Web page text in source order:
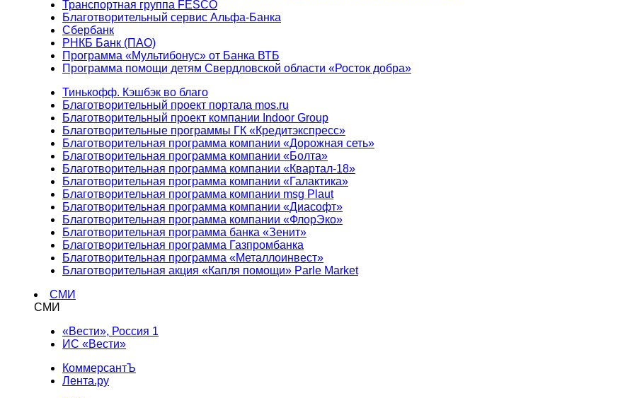
Транспортная группа FESCO
Благотворительный сервис Альфа-Банка
Сбербанк
РНКБ Банк (ПАО)
Программа «Мультибонус» от Банка ВТБ
Программа помощи детям Свердловской области «Росток добра»
Тинькофф. Кэшбэк во благо
Благотворительный проект портала mos.ru
Благотворительный проект компании Indoor Group
Благотворительные программы ГК «Кредитэкспресс»
Благотворительная программа компании «Дорожная сеть»
Благотворительная программа компании «Болта»
Благотворительная программа компании «Квартал-18»
Благотворительная программа компании «Галактика»
Благотворительная программа компании msg Plaut
Благотворительная программа компании «Диасофт»
Благотворительная программа компании «ФлорЭко»
Благотворительная программа банка «Зенит»
Благотворительная программа Газпромбанка
Благотворительная программа «Металлоинвест»
Благотворительная акция «Капля помощи» Parle Market
СМИ
СМИ
«Вести», Россия 1
ИС «Вести»
КоммерсантЪ
Лента.ру